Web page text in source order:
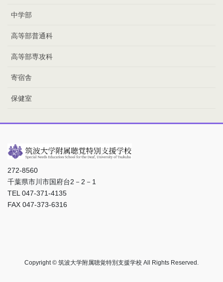
中学部
高等部普通科
高等部専攻科
寄宿舎
保健室
272-8560
千葉県市川市国府台2－2－1
TEL 047-371-4135
FAX 047-373-6316
Copyright © 筑波大学附属聴覚特別支援学校 All Rights Reserved.